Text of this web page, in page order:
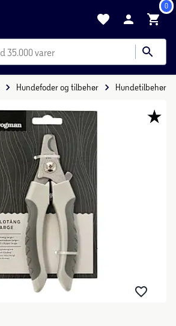
0
35.000 varer
Hundefoder og tilbehør Hundetilbehør